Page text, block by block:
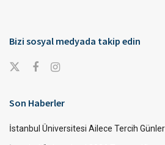
Bizi sosyal medyada takip edin
Son Haberler
İstanbul Üniversitesi Ailece Tercih